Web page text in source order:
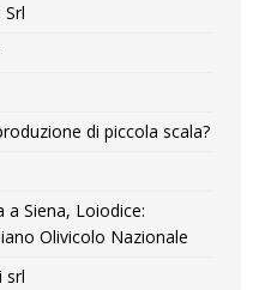
di piccola scala?
a Siena, Loiodice:
Olivicolo Nazionale
srl